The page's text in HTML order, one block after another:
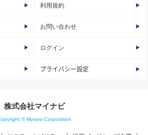
利用規約
お問い合わせ
ログイン
プライバシー設定
株式会社マイナビ
© Mynavi Corporation